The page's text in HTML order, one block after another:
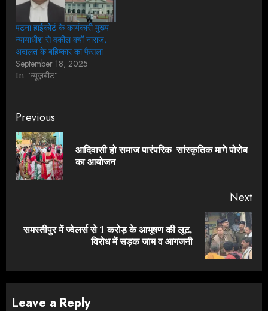
पटना हाईकोर्ट के कार्यकारी मुख्य
न्यायाधीश से वकील क्यों नाराज,
अदालत के बहिष्कार का फैसला
September 18, 2025
In "न्यूज़बीट"
Continue
Reading
Previous
आदिवासी हो समाज पारंपरिक सांस्कृतिक मागे पोरोब
का आयोजन
Next
Next
समस्तीपुर में ज्वेलर्स से 1 करोड़ के आभूषण की लूट,
विरोध में सड़क जाम व आगजनी
Leave a Reply